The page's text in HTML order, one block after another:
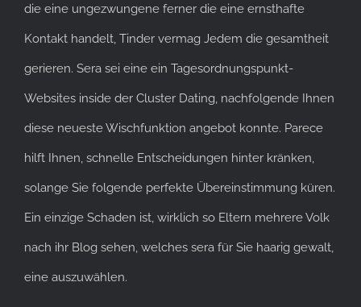
die eine ungezwungene ferner die eine ernsthafte
Kontakt handelt, Tinder vermag Jedem die gesamtheit
gerieren. Sera sei eine ein Tagesordnungspunkt-
Websites inside der Cluster Dating, nachfolgende Ihnen
diese neueste Wischfunktion angebot konnte. Parece
hilft Ihnen, schnelle Entscheidungen hinter kränken,
solange Sie folgende perfekte Übereinstimmung küren.
Ein einzige Schaden ist, wirklich so Eltern mehrere Volk
nach ihr Blog sehen, welches sera für Sie haarig gewalt,
eine auszuwählen.